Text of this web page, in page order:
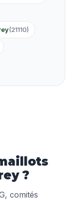
(21110)
?
comités